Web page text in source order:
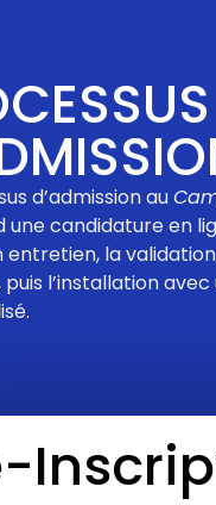
d’admission au
candidature en
entretien, la
l’installation